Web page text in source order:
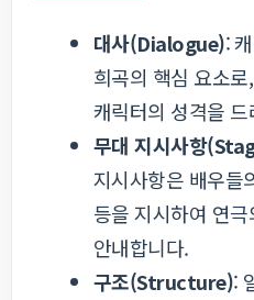
대사(Dialogue):
희곡의 핵심 요소
캐릭터의 성격을 드
무대 지시사항
지시사항은 배우들
등을 지시하여 연
안내합니다.
구조(Structure):